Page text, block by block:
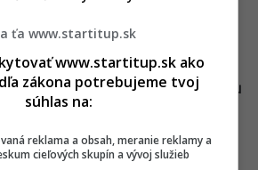
alebo pobytom na 3 noci
– 29.12.2024).
zahrnutú polpenziu s možnosťou
a all inclusive nápoje –
vybraných studených,
a nealkoholických nápojov
ťa www.startitup.sk
www.startitup.sk ako
zákona potrebujeme tvoj
súhlas na:
reklama a obsah, meranie reklamy a
cieľových skupín a vývoj služieb